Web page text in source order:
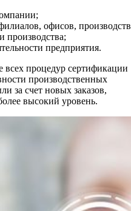
офисов,
производства;
предприятия.
процедур сертификации
производственных
за счет новых заказов,
высокий уровень.